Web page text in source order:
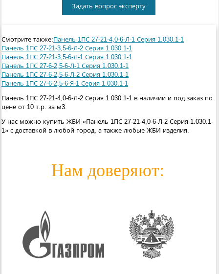
Задать вопрос эксперту
Смотрите также:Панель 1ПС 27-21-4,0-6-Л-1 Серия 1.030.1-1
Панель 1ПС 27-21-3,5-6-Л-2 Серия 1.030.1-1
Панель 1ПС 27-21-3,5-6-Л-1 Серия 1.030.1-1
Панель 1ПС 27-6-2,5-6-Л-1 Серия 1.030.1-1
Панель 1ПС 27-6-2,5-6-Л-2 Серия 1.030.1-1
Панель 1ПС 27-6-2,5-6-Я-1 Серия 1.030.1-1
Панель 1ПС 27-21-4,0-6-Л-2 Серия 1.030.1-1 в наличии и под заказ по
цене от 10 т.р. за м3.
У нас можно купить ЖБИ «Панель 1ПС 27-21-4,0-6-Л-2 Серия 1.030.1-
1» с доставкой в любой город, а также любые ЖБИ изделия.
Нам доверяют: